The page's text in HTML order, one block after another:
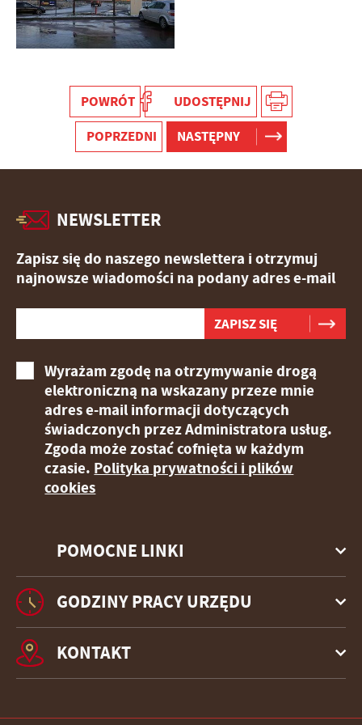
POWRÓT
UDOSTĘPNIJ
POPRZEDNI
NASTĘPNY
POMOCNE LINKI
NEWSLETTER
Zapisz się do naszego newslettera i otrzymuj
najnowsze wiadomości na podany adres e-mail
Wyrażam zgodę na otrzymywanie drogą
elektroniczną na wskazany przeze mnie
adres e-mail informacji dotyczących
świadczonych przez Administratora usług.
Zgoda może zostać cofnięta w każdym
czasie. Polityka prywatności i plików
cookies
GODZINY PRACY URZĘDU
KONTAKT
stronach podmiotów trzecich lub firm będących naszymi
partnerami oraz innych dostawców usług. Firmy te działają
w charakterze pośredników prezentujących nasze treści w